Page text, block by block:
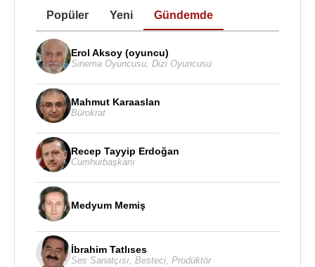
Popüler Yeni Gündemde
Erol Aksoy (oyuncu)
Sinema Oyuncusu Dizi Oyuncusu
Mahmut Karaaslan
Bürokrat
Recep Tayyip Erdoğan
Cumhurbaşkanı
Medyum Memiş
İbrahim Tatlıses
Ses Sanatçısı Besteci Prodüktör